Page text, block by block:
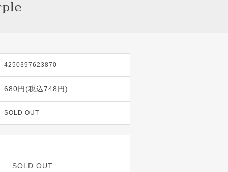
4250397623870
680円(税込748円)
SOLD OUT
SOLD OUT